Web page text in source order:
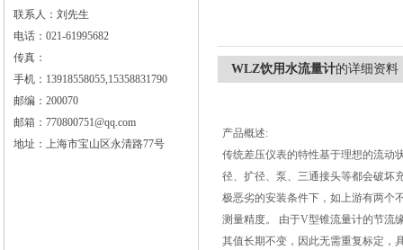
联系人：刘先生
电话：021-61995682
传真：
手机：13918558055,15358831790
邮编：200070
邮箱：770800751@qq.com
地址：上海市宝山区永清路77号
WLZ饮用水流量计的详细资料
产品概述:
传统差压仪表的特性基于理想的流动
径、扩径、泵、三通接头等都会破坏
极恶劣的安装条件下，如上游有两个
测量精度。 由于V型锥流量计的节流
其值长期不变，因此无需重复标定，